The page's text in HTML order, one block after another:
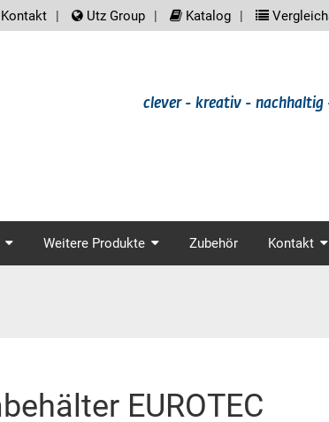
Kontakt Utz Group Katalog
clever - kreativ - nachhaltig
Weitere Produkte Zubehör Kontakt
EUROTEC